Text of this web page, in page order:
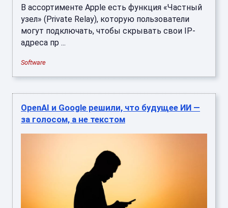
В ассортименте Apple есть функция «Частный
узел» (Private Relay), которую пользователи
могут подключать, чтобы скрывать свои IP-
адреса пр ...
Software
OpenAI и Google решили, что будущее ИИ —
за голосом, а не текстом